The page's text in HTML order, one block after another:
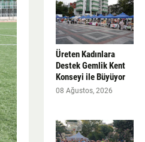
Üreten Kadınlara
Destek Gemlik Kent
Konseyi ile Büyüyor
08 Ağustos, 2026